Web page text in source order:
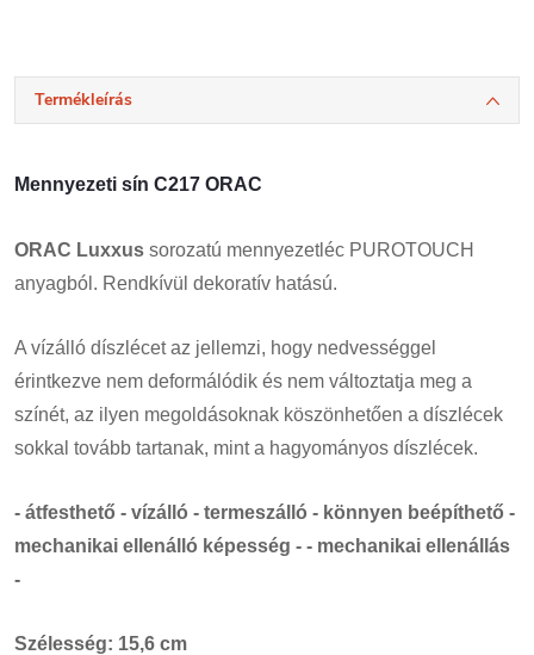
Termékleírás
Mennyezeti sín C217 ORAC
ORAC Luxxus sorozatú mennyezetléc PUROTOUCH
anyagból. Rendkívül dekoratív hatású.
A vízálló díszlécet az jellemzi, hogy nedvességgel
érintkezve nem deformálódik és nem változtatja meg a
színét, az ilyen megoldásoknak köszönhetően a díszlécek
sokkal tovább tartanak, mint a hagyományos díszlécek.
- átfesthető - vízálló - termeszálló - könnyen beépíthető -
mechanikai ellenálló képesség - - mechanikai ellenállás
-
Szélesség: 15,6 cm